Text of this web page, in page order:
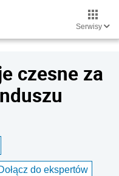
Serwisy
czesne za
do ekspertów